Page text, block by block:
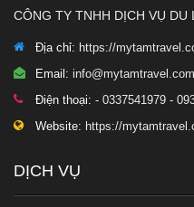
CÔNG TY TNHH DỊCH VỤ DU
Địa chỉ: https://
Email: info@mytamtravel.com
Điện thoại: - 0337541979 -
Website: https://
DỊCH VỤ